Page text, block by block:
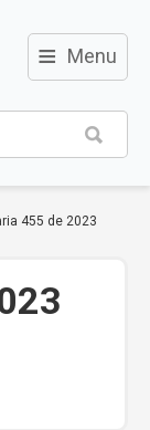
≡ Menu
455 de 2023